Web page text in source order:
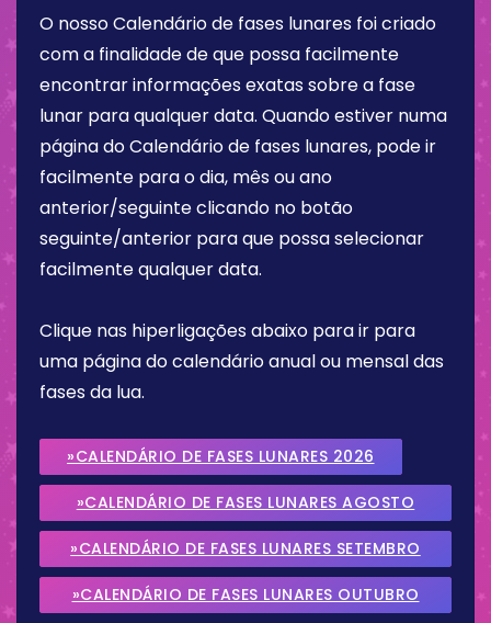
O nosso Calendário de fases lunares foi criado
com a finalidade de que possa facilmente
encontrar informações exatas sobre a fase
lunar para qualquer data. Quando estiver numa
página do Calendário de fases lunares, pode ir
facilmente para o dia, mês ou ano
anterior/seguinte clicando no botão
seguinte/anterior para que possa selecionar
facilmente qualquer data.
Clique nas hiperligações abaixo para ir para
uma página do calendário anual ou mensal das
fases da lua.
»CALENDÁRIO DE FASES LUNARES 2026
»CALENDÁRIO DE FASES LUNARES AGOSTO
2026
»CALENDÁRIO DE FASES LUNARES SETEMBRO
2026
»CALENDÁRIO DE FASES LUNARES OUTUBRO